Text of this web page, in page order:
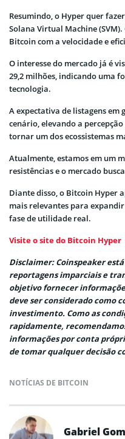
Resumindo, o Hyper quer
Solana Virtual Machine
Bitcoin com a velocidade e
O interesse do mercado já é
29,2 milhões, indicando uma
tecnologia.
A expectativa de listagens em
cenário, elevando a percepção
tornar um dos ecossistemas
Atualmente, estamos em um
resistências e o mercado
Diante disso, o Bitcoin Hyper
mais relevantes para
fase de utilidade real.
Visite o site do Bitcoin Hyper
Disclaimer: Coinspeaker
reportagens imparciais e
objetivo fornecer
deve ser considerado como
investimento. Como as
rapidamente,
informações por conta
de tomar qualquer decisão
NOTÍCIAS DE BITCOIN
Gabriel